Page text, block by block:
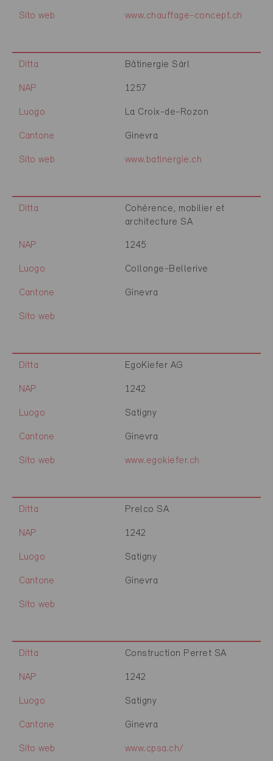
Sito web www.chauffage-concept.ch
Ditta Bâtinergie Sàrl
NAP 1257
Luogo La Croix-de-Rozon
Cantone Ginevra
Sito web www.batinergie.ch
Ditta
Cohérence, mobilier et
architecture SA
NAP 1245
Luogo Collonge-Bellerive
Cantone Ginevra
Sito web
Ditta EgoKiefer AG
NAP 1242
Luogo Satigny
Cantone Ginevra
Sito web www.egokiefer.ch
Ditta Prelco SA
NAP 1242
Luogo Satigny
Cantone Ginevra
Sito web
Ditta Construction Perret SA
NAP 1242
Luogo Satigny
Cantone Ginevra
Sito web www.cpsa.ch/